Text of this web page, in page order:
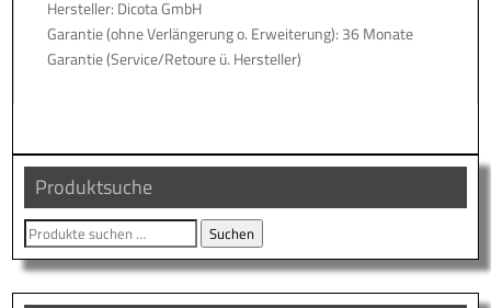
Hersteller: Dicota GmbH
Garantie (ohne Verlängerung o. Erweiterung): 36 Monate
Garantie (Service/Retoure ü. Hersteller)
Produktsuche
Suche
nach:
Suchen